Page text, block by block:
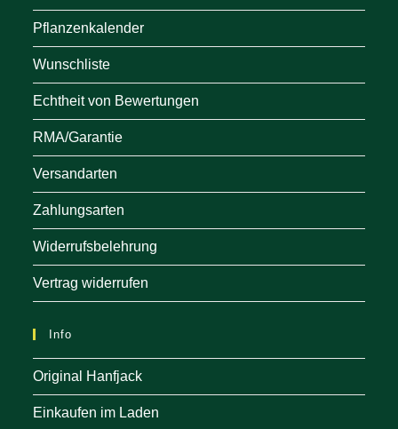
Pflanzenkalender
Wunschliste
Echtheit von Bewertungen
RMA/Garantie
Versandarten
Zahlungsarten
Widerrufsbelehrung
Vertrag widerrufen
Info
Original Hanfjack
Einkaufen im Laden